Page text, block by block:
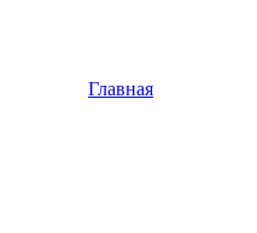
Главная